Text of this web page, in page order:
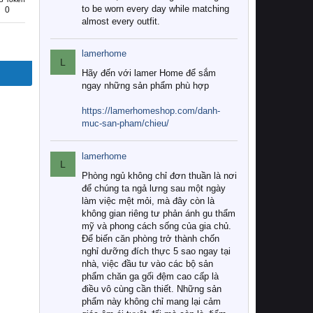
0
to be worn every day while matching
almost every outfit.
L
lamerhome
Hãy đến với lamer Home để sắm
ngay những sản phẩm phù hợp
https://lamerhomeshop.com/danh-
muc-san-pham/chieu/
L
lamerhome
Phòng ngủ không chỉ đơn thuần là nơi
để chúng ta ngả lưng sau một ngày
làm việc mệt mỏi, mà đây còn là
không gian riêng tư phản ánh gu thẩm
mỹ và phong cách sống của gia chủ.
Để biến căn phòng trở thành chốn
nghỉ dưỡng đích thực 5 sao ngay tại
nhà, việc đầu tư vào các bộ sản
phẩm chăn ga gối đệm cao cấp là
điều vô cùng cần thiết. Những sản
phẩm này không chỉ mang lại cảm